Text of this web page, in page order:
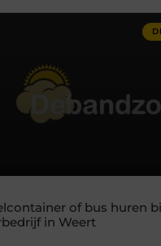
of bus huren
in Weert